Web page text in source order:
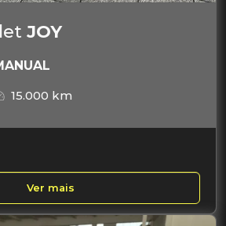
JOY
15.000 km
Ver mais